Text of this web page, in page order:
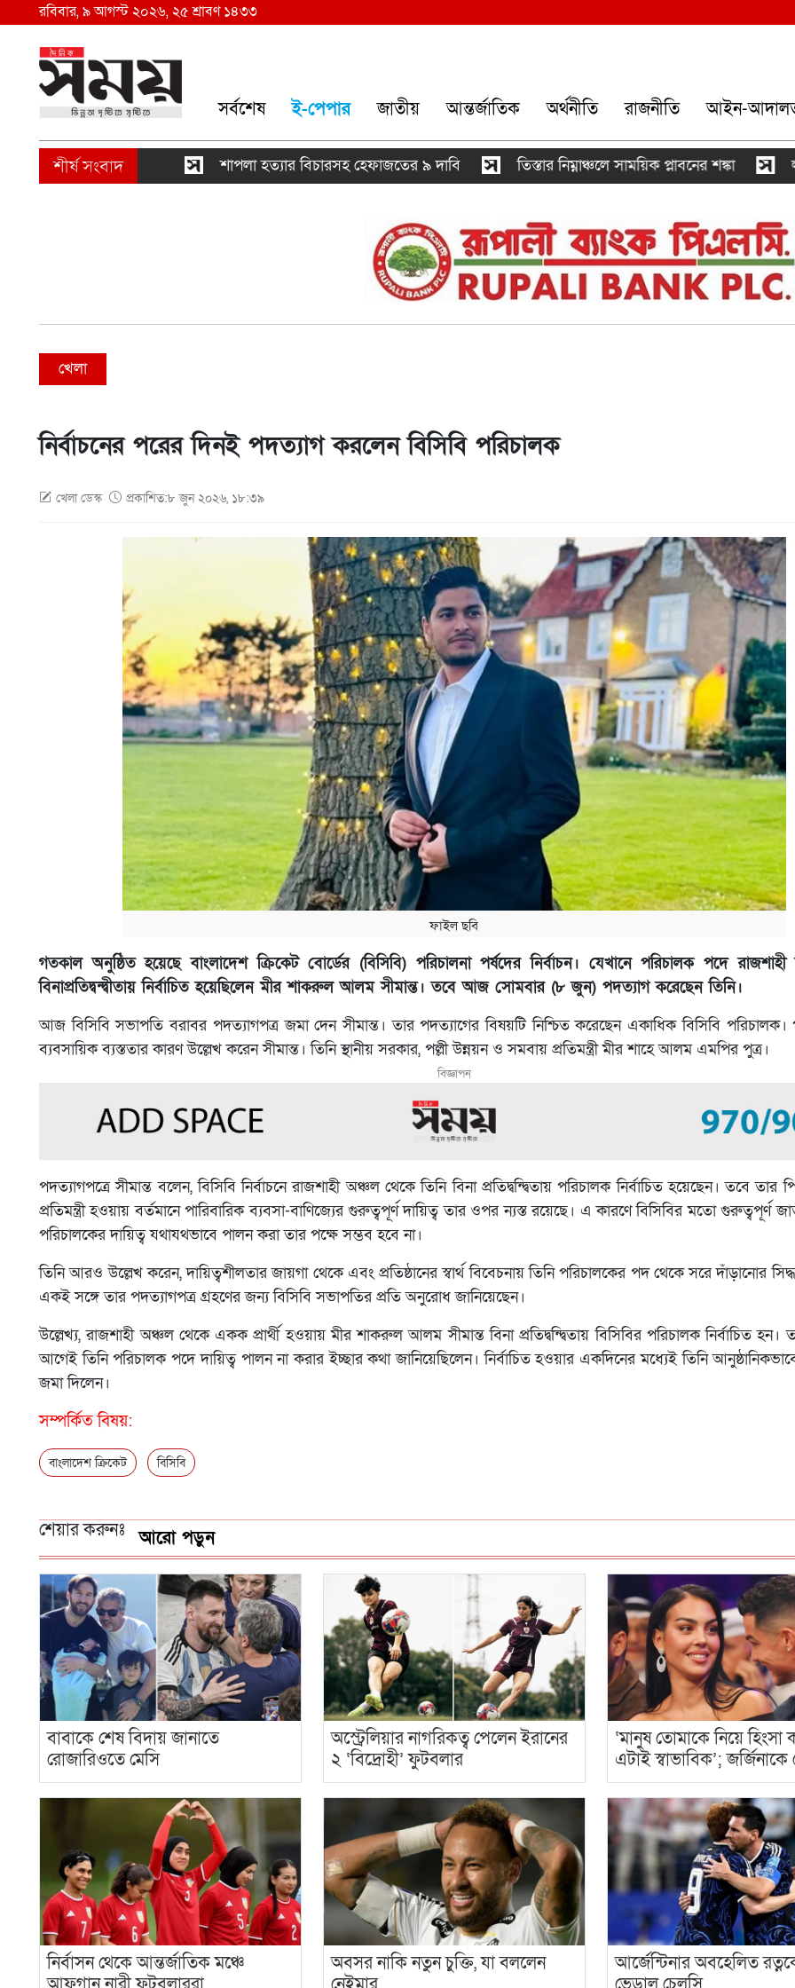
রবিবার, ৯ আগস্ট ২০২৬, ২৫ শ্রাবণ ১৪৩৩
সর্বশেষ ই-পেপার জাতীয় আন্তর্জাতিক অর্থনীতি রাজনীতি আইন-
শাপলা হত্যার বিচারসহ হেফাজতের ৯ দাবি তিস্তার নিম্নাঞ্চলে সাময়িক প্লাবনের শঙ্কা
খেলা
নির্বাচনের পরের দিনই পদত্যাগ করলেন বিসিবি পরিচালক
খেলা ডেস্ক প্রকাশিত:৮ জুন ২০২৬, ১৮:৩৯
ফাইল ছবি
গতকাল অনুষ্ঠিত হয়েছে বাংলাদেশ ক্রিকেট বোর্ডের (বিসিবি) পরিচালনা পর্ষদের নির্বাচন। যেখানে পরিচালক পদে
বিনাপ্রতিদ্বন্দ্বীতায় নির্বাচিত হয়েছিলেন মীর শাকরুল আলম সীমান্ত। তবে আজ সোমবার (৮ জুন) পদত্যাগ করেছেন তিনি।
আজ বিসিবি সভাপতি বরাবর পদত্যাগপত্র জমা দেন সীমান্ত। তার পদত্যাগের বিষয়টি নিশ্চিত করেছেন একাধিক বিসিবি পরিচালক।
ব্যবসায়িক ব্যস্ততার কারণ উল্লেখ করেন সীমান্ত। তিনি স্থানীয় সরকার, পল্লী উন্নয়ন ও সমবায় প্রতিমন্ত্রী মীর শাহে আলম এমপির পুত্র।
বিজ্ঞাপন
পদত্যাগপত্রে সীমান্ত বলেন, বিসিবি নির্বাচনে রাজশাহী অঞ্চল থেকে তিনি বিনা প্রতিদ্বন্দ্বিতায় পরিচালক নির্বাচিত হয়েছেন। তবে তার
প্রতিমন্ত্রী হওয়ায় বর্তমানে পারিবারিক ব্যবসা-বাণিজ্যের গুরুত্বপূর্ণ দায়িত্ব তার ওপর ন্যস্ত রয়েছে। এ কারণে বিসিবির মতো গুরুত্বপূর্ণ
পরিচালকের দায়িত্ব যথাযথভাবে পালন করা তার পক্ষে সম্ভব হবে না।
তিনি আরও উল্লেখ করেন, দায়িত্বশীলতার জায়গা থেকে এবং প্রতিষ্ঠানের স্বার্থ বিবেচনায় তিনি পরিচালকের পদ থেকে সরে দাঁড়ানোর
একই সঙ্গে তার পদত্যাগপত্র গ্রহণের জন্য বিসিবি সভাপতির প্রতি অনুরোধ জানিয়েছেন।
উল্লেখ্য, রাজশাহী অঞ্চল থেকে একক প্রার্থী হওয়ায় মীর শাকরুল আলম সীমান্ত বিনা প্রতিদ্বন্দ্বিতায় বিসিবির পরিচালক নির্বাচিত হন।
আগেই তিনি পরিচালক পদে দায়িত্ব পালন না করার ইচ্ছার কথা জানিয়েছিলেন। নির্বাচিত হওয়ার একদিনের মধ্যেই তিনি
জমা দিলেন।
সম্পর্কিত বিষয়:
বাংলাদেশ ক্রিকেট বিসিবি
শেয়ার করুনঃ আরো পড়ুন
বাবাকে শেষ বিদায় জানাতে
রোজারিওতে মেসি
অস্ট্রেলিয়ার নাগরিকত্ব পেলেন ইরানের
২ ‘বিদ্রোহী’ ফুটবলার
‘মানুষ তোমাকে নিয়ে হিংসা
এটাই স্বাভাবিক’;
নির্বাসন থেকে আন্তর্জাতিক মঞ্চে
অবসর নাকি নতুন চুক্তি, যা বললেন
আর্জেন্টিনার অবহেলিত